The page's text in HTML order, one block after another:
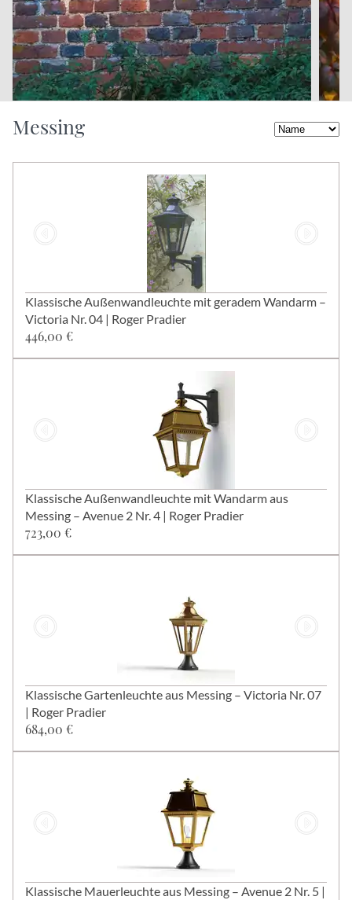
Messing
Klassische Außenwandleuchte mit geradem Wandarm –
Victoria Nr. 04 | Roger Pradier
446,00 €
Klassische Außenwandleuchte mit Wandarm aus
Messing – Avenue 2 Nr. 4 | Roger Pradier
723,00 €
Klassische Gartenleuchte aus Messing – Victoria Nr. 07
| Roger Pradier
684,00 €
Klassische Mauerleuchte aus Messing – Avenue 2 Nr. 5 |